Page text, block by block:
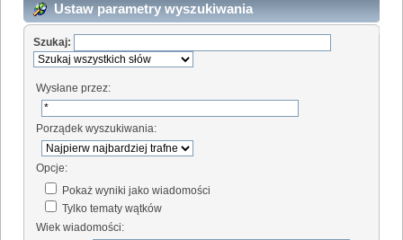
Ustaw parametry wyszukiwania
Szukaj:
Wysłane przez:
Porządek wyszukiwania:
Opcje:
Pokaż wyniki jako wiadomości
Tylko tematy wątków
Wiek wiadomości: